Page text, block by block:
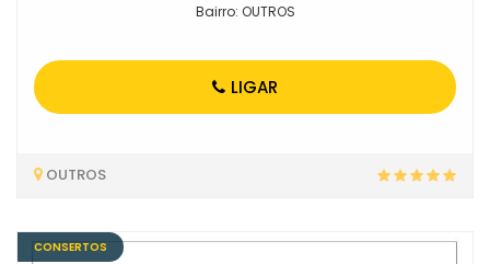
Bairro: OUTROS
LIGAR
OUTROS
CONSERTOS